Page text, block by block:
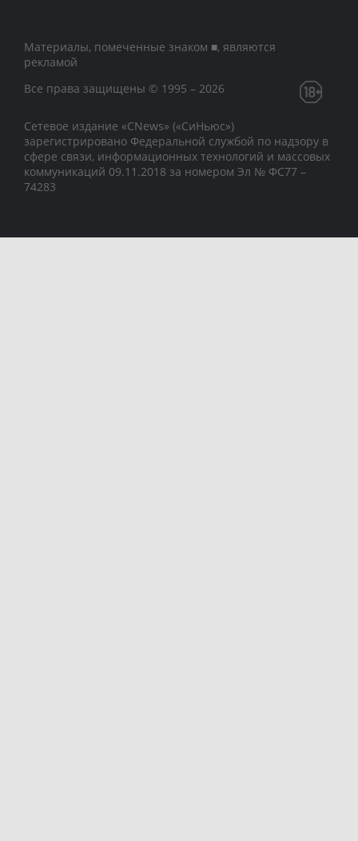
Материалы, помеченные знаком ■, являются
рекламой
Все права защищены © 1995 – 2026
Сетевое издание «CNews» («СиНьюс»)
зарегистрировано Федеральной службой по надзору в
сфере связи, информационных технологий и массовых
коммуникаций 09.11.2018 за номером Эл № ФС77 –
74283